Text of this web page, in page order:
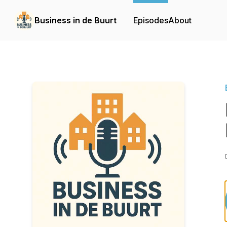
Business in de Buurt EpisodesAbout